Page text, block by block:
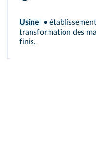
Usine
•
transformation des
finis.